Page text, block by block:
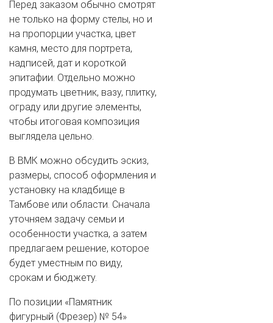
Перед заказом обычно смотрят
не только на форму стелы, но и
на пропорции участка, цвет
камня, место для портрета,
надписей, дат и короткой
эпитафии. Отдельно можно
продумать цветник, вазу, плитку,
ограду или другие элементы,
чтобы итоговая композиция
выглядела цельно.
В ВМК можно обсудить эскиз,
размеры, способ оформления и
установку на кладбище в
Тамбове или области. Сначала
уточняем задачу семьи и
особенности участка, а затем
предлагаем решение, которое
будет уместным по виду,
срокам и бюджету.
По позиции «Памятник
фигурный (Фрезер) № 54»